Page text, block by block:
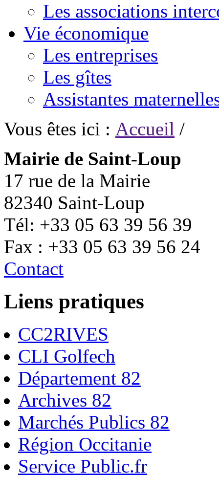
Les associations
Vie économique
Les entreprises
Les gîtes
Assistantes
Vous êtes ici : Accueil /
Mairie de Saint-Loup
17 rue de la Mairie
82340 Saint-Loup
Tél: +33 05 63 39 56 39
Fax : +33 05 63 39 56 24
Contact
Liens pratiques
CC2RIVES
CLI Golfech
Département 82
Archives 82
Marchés Publics 82
Région Occitanie
Service Public.fr